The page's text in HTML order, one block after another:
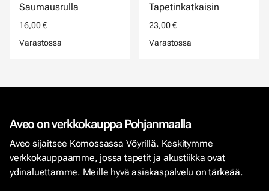
Saumausrulla
16,00 €
Varastossa
Tapetinkatkaisin
23,00 €
Varastossa
Aveo on verkkokauppa Pohjanmaalla
Aveo sijaitsee Komossassa Vöyrillä. Keskitymme
verkkokauppaamme, jossa tapetit ja akustiikka ovat
ydinaluettamme. Meille hyvä asiakaspalvelu on tärkeää.